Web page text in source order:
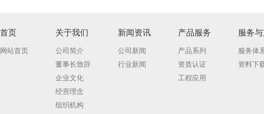
首页
网站首页
关于我们
公司简介
董事长致辞
企业文化
经营理念
组织机构
新闻资讯
公司新闻
行业新闻
产品服务
产品系列
资质认证
工程应用
服务
服务体
资料下